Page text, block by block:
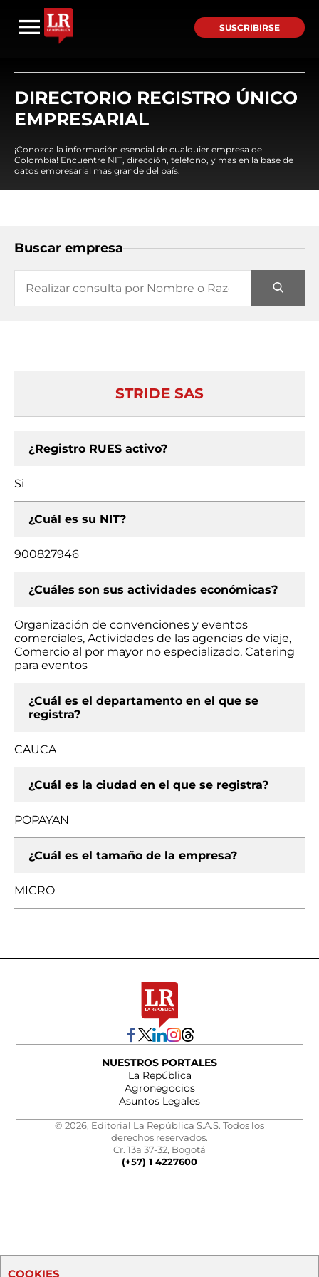
SUSCRIBIRSE
DIRECTORIO REGISTRO ÚNICO
EMPRESARIAL
¡Conozca la información esencial de cualquier empresa de
Colombia! Encuentre NIT, dirección, teléfono, y mas en la base de
datos empresarial mas grande del país.
Buscar empresa
STRIDE SAS
¿Registro RUES activo?
Si
¿Cuál es su NIT?
900827946
¿Cuáles son sus actividades económicas?
Organización de convenciones y eventos
comerciales, Actividades de las agencias de viaje,
Comercio al por mayor no especializado, Catering
para eventos
¿Cuál es el departamento en el que se
registra?
CAUCA
¿Cuál es la ciudad en el que se registra?
POPAYAN
¿Cuál es el tamaño de la empresa?
MICRO
NUESTROS PORTALES
La República
Agronegocios
Asuntos Legales
© 2026, Editorial La República S.A.S. Todos los
derechos reservados.
Cr. 13a 37-32, Bogotá
(+57) 1 4227600
COOKIES